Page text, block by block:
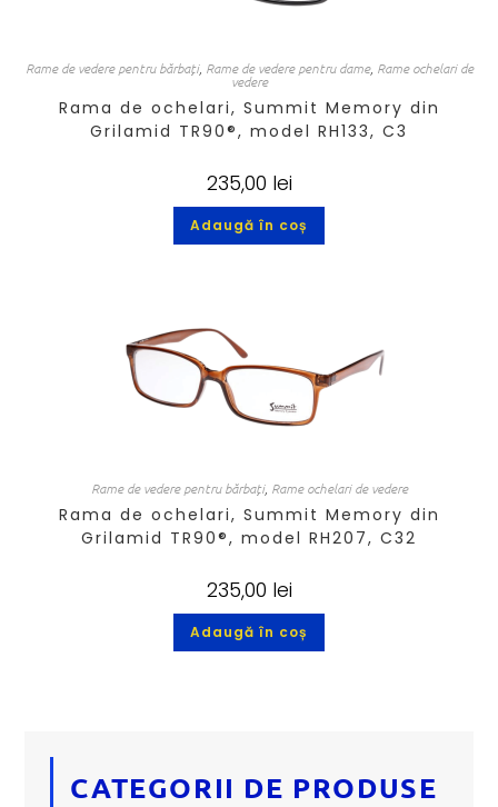
Rame de vedere pentru bărbați, Rame de vedere pentru dame, Rame ochelari de
vedere
Rama de ochelari, Summit Memory din
Grilamid TR90®, model RH133, C3
235,00 lei
Adaugă în coș
Rame de vedere pentru bărbați, Rame ochelari de vedere
Rama de ochelari, Summit Memory din
Grilamid TR90®, model RH207, C32
235,00 lei
Adaugă în coș
CATEGORII DE PRODUSE